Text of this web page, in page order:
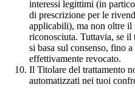
interessi legittimi (in
di prescrizione per le
applicabili), ma non oltre il
riconosciuta. Tuttavia, se il
si basa sul consenso, fino
effettivamente revocato.
Il Titolare del trattamento
automatizzati nei tuoi